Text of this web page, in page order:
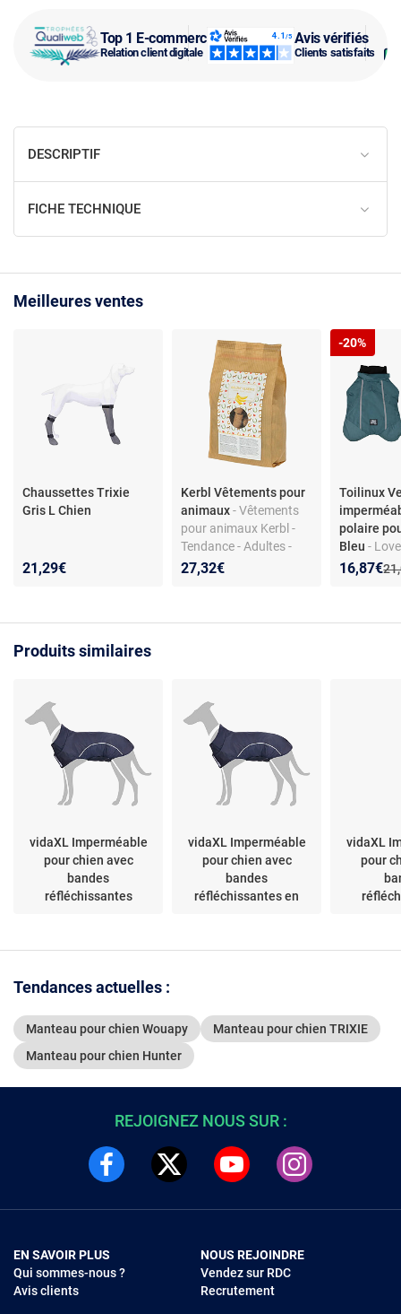
Top 1 E-commerce
Relation client digitale
Avis vérifiés
Clients satisfaits
DESCRIPTIF
FICHE TECHNIQUE
Meilleures ventes
Chaussettes Trixie
Gris L Chien
21,29€
Kerbl Vêtements pour
animaux- Vêtements
pour animaux Kerbl -
Tendance - Adultes -
Couleur Oui
27,32€
Toilinux
polaire
Bleu-
Veste
Nouveau
16,87€
-20%
Produits similaires
vidaXL Imperméable
pour chien avec
bandes
réfléchissantes
vidaXL Imperméable
pour chien avec
bandes
réfléchissantes en
vidaXL
pour
Tendances actuelles :
Manteau pour chien Wouapy
Manteau pour chien TRIXIE
Manteau pour chien Hunter
REJOIGNEZ NOUS SUR :
EN SAVOIR PLUS
Qui sommes-nous ?
Avis clients
NOUS REJOINDRE
Vendez sur RDC
Recrutement